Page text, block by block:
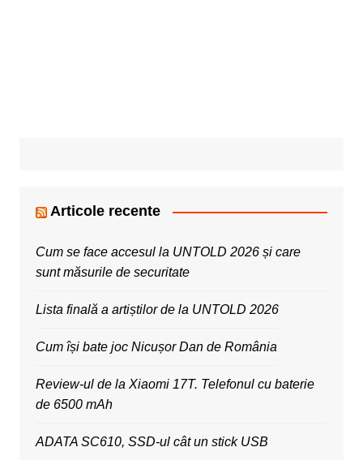
Articole recente
Cum se face accesul la UNTOLD 2026 și care
sunt măsurile de securitate
Lista finală a artiștilor de la UNTOLD 2026
Cum își bate joc Nicușor Dan de România
Review-ul de la Xiaomi 17T. Telefonul cu baterie
de 6500 mAh
ADATA SC610, SSD-ul cât un stick USB